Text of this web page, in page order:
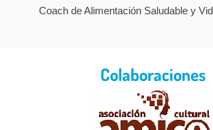
Coach de Alimentación Saludable y
Colaboraciones